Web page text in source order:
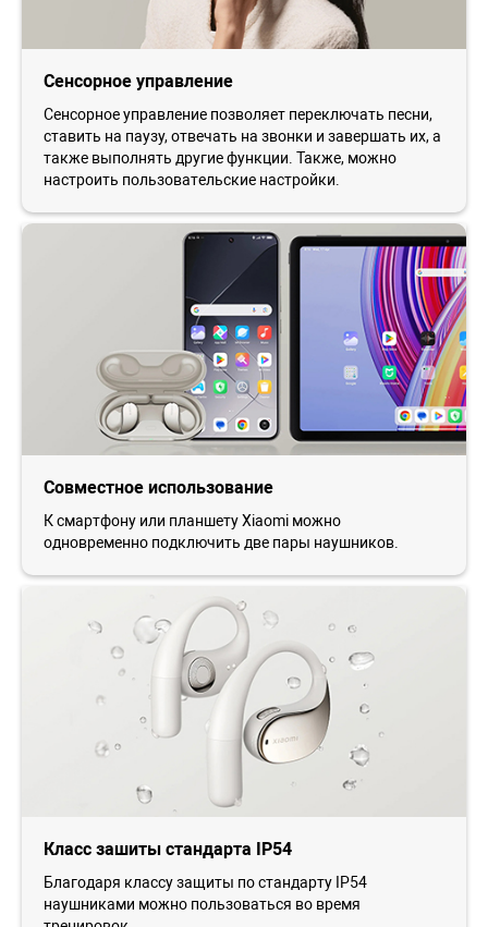
Сенсорное управление
Сенсорное управление позволяет переключать песни,
ставить на паузу, отвечать на звонки и завершать их, а
также выполнять другие функции. Также, можно
настроить пользовательские настройки.
Совместное использование
К смартфону или планшету Xiaomi можно
одновременно подключить две пары наушников.
Класс зашиты стандарта IP54
Благодаря классу защиты по стандарту IP54
наушниками можно пользоваться во время